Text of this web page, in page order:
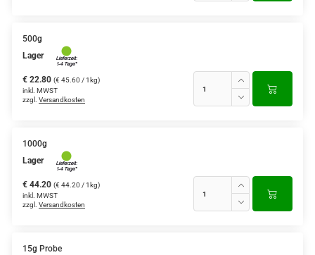
500g
Lager
€ 22.80 (€ 45.60 / 1kg)
inkl. MWST
zzgl. Versandkosten
1000g
Lager
€ 44.20 (€ 44.20 / 1kg)
inkl. MWST
zzgl. Versandkosten
15g Probe